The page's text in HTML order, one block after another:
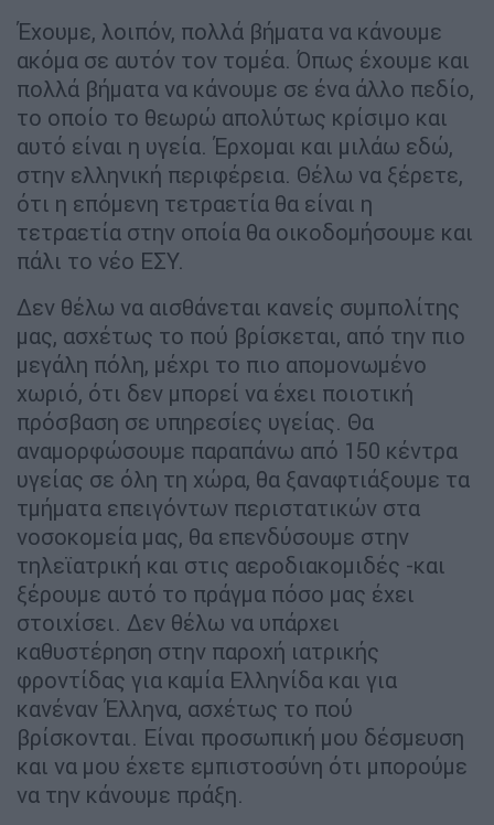
Έχουμε, λοιπόν, πολλά βήματα να κάνουμε
ακόμα σε αυτόν τον τομέα. Όπως έχουμε και
πολλά βήματα να κάνουμε σε ένα άλλο πεδίο,
το οποίο το θεωρώ απολύτως κρίσιμο και
αυτό είναι η υγεία. Έρχομαι και μιλάω εδώ,
στην ελληνική περιφέρεια. Θέλω να ξέρετε,
ότι η επόμενη τετραετία θα είναι η
τετραετία στην οποία θα οικοδομήσουμε και
πάλι το νέο ΕΣΥ.
Δεν θέλω να αισθάνεται κανείς συμπολίτης
μας, ασχέτως το πού βρίσκεται, από την πιο
μεγάλη πόλη, μέχρι το πιο απομονωμένο
χωριό, ότι δεν μπορεί να έχει ποιοτική
πρόσβαση σε υπηρεσίες υγείας. Θα
αναμορφώσουμε παραπάνω από 150 κέντρα
υγείας σε όλη τη χώρα, θα ξαναφτιάξουμε τα
τμήματα επειγόντων περιστατικών στα
νοσοκομεία μας, θα επενδύσουμε στην
τηλεϊατρική και στις αεροδιακομιδές -και
ξέρουμε αυτό το πράγμα πόσο μας έχει
στοιχίσει. Δεν θέλω να υπάρχει
καθυστέρηση στην παροχή ιατρικής
φροντίδας για καμία Ελληνίδα και για
κανέναν Έλληνα, ασχέτως το πού
βρίσκονται. Είναι προσωπική μου δέσμευση
και να μου έχετε εμπιστοσύνη ότι μπορούμε
να την κάνουμε πράξη.